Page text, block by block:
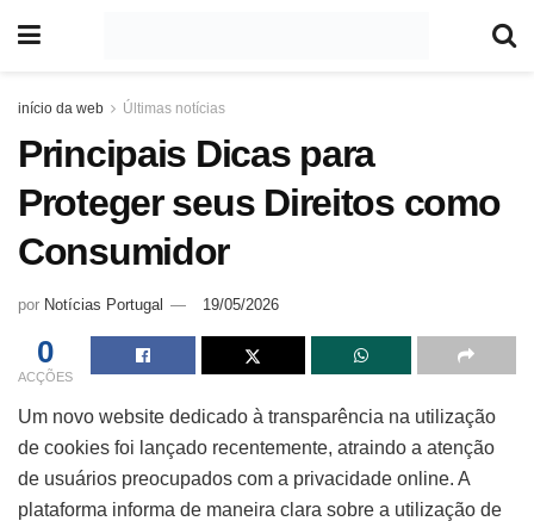
início da web Últimas notícias
Principais Dicas para
Proteger seus Direitos como
Consumidor
por Notícias Portugal 19/05/2026
0
ACÇÕES
Um novo website dedicado à transparência na utilização
de cookies foi lançado recentemente, atraindo a atenção
de usuários preocupados com a privacidade online. A
plataforma informa de maneira clara sobre a utilização de